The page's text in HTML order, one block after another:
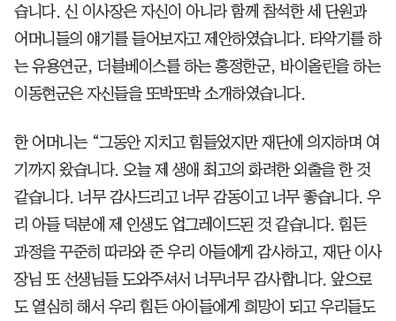
습니다. 신 이사장은 자신이 아니라 함께 참석한 세 단원과
어머니들의 얘기를 들어보자고 제안하였습니다. 타악기를 하
는 유용연군, 더블베이스를 하는 홍정한군, 바이올린을 하는
이동현군은 자신들을 또박또박 소개하였습니다.
한 어머니는 “그동안 지치고 힘들었지만 재단에 의지하며 여
기까지 왔습니다. 오늘 제 생애 최고의 화려한 외출을 한 것
같습니다. 너무 감사드리고 너무 감동이고 너무 좋습니다. 우
리 아들 덕분에 제 인생도 업그레이드된 것 같습니다. 힘든
과정을 꾸준히 따라와 준 우리 아들에게 감사하고, 재단 이사
장님 또 선생님들 도와주셔서 너무너무 감사합니다. 앞으로
도 열심히 해서 우리 힘든 아이들에게 희망이 되고 우리들도